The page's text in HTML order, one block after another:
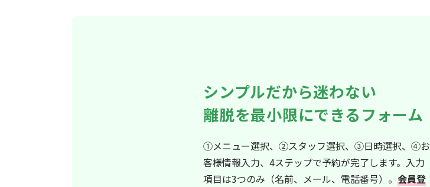
シンプルだから迷わない
離脱を最小限にできるフォーム
①メニュー選択、②スタッフ選択、③日時選択、④お
客様情報入力、4ステップで予約が完了します。入力
項目は3つのみ（名前、メール、電話番号）。 会員登